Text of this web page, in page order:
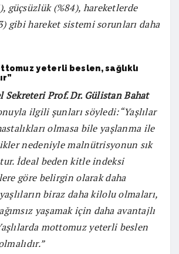
güçsüzlük (%84), hareketlerde
gibi hareket sistemi sorunları daha
yeterli beslen, sağlıklı
Sekreteri Prof. Dr. Gülistan Bahat
ilgili şunları söyledi:“Yaşlılar
olmasa bile yaşlanma ile
nedeniyle malnütrisyonun sık
İdeal beden kitle indeksi
göre belirgin olarak daha
biraz daha kilolu olmaları,
yaşamak için daha avantajlı
mottomuz yeterli beslen